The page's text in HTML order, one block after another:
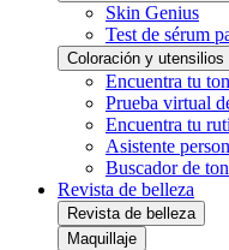
Skin Genius
Test de sérum
Coloración y
Encuentra tu
Prueba virtual
Encuentra tu
Asistente
Buscador de
Revista de belleza
Revista de belleza
Maquillaje